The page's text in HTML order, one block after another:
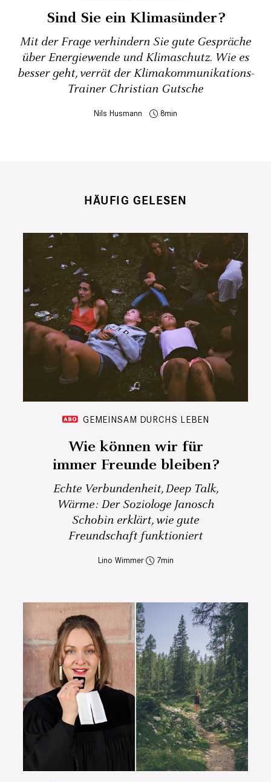
Sind Sie ein Klimasünder?
Mit der Frage verhindern Sie gute Gespräche
über Energiewende und Klimaschutz. Wie es
besser geht, verrät der Klimakommunikations-
Trainer Christian Gutsche
Nils Husmann 8
HÄUFIG GELESEN
GEMEINSAM DURCHS LEBEN
Wie können wir für
immer Freunde bleiben?
Echte Verbundenheit, Deep Talk,
Wärme: Der Soziologe Janosch
Schobin erklärt, wie gute
Freundschaft funktioniert
Lino Wimmer 7